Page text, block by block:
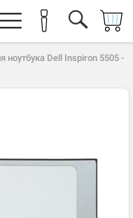
ноутбука Dell Inspiron 5505 -